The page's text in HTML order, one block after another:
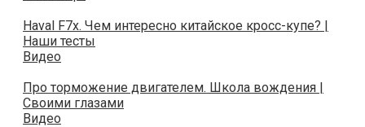
Haval F7x. Чем интересно китайское кросс-купе? |
Наши тесты
Видео
Про торможение двигателем. Школа вождения |
Своими глазами
Видео